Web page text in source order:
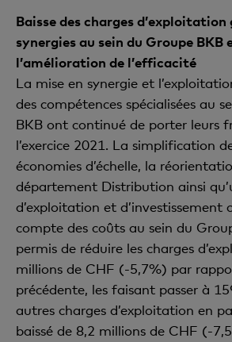
Baisse des charges d’exploitation
synergies au sein du Groupe BKB
l’amélioration de l’efficacité
La mise en synergie et
des compétences spécialisées au
BKB ont continué de porter leurs
l’exercice 2021. La simplification
économies d’échelle, la
département Distribution ainsi
d’exploitation et d’investissement
compte des coûts au sein du
permis de réduire les charges
millions de CHF (-5,7%) par
précédente, les faisant passer à
autres charges d’exploitation en
baissé de 8,2 millions de CHF (-